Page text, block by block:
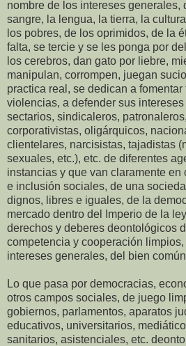
nombre de los intereses generales,
sangre, la lengua, la tierra, la
los pobres, de los oprimidos, de la
falta, se tercie y se les ponga por
los cerebros, dan gato por liebre,
manipulan, corrompen, juegan
practica real, se dedican a
violencias, a defender sus
sectarios, sindicaleros,
corporativistas, oligárquicos,
clientelares, narcisistas, tajadistas
sexuales, etc.), etc. de diferentes
instancias y que van claramente en
e inclusión sociales, de una
dignos, libres e iguales, de la
mercado dentro del Imperio de la
derechos y deberes deontológicos
competencia y cooperación
intereses generales, del bien
Lo que pasa por democracias,
otros campos sociales, de juego
gobiernos, parlamentos, aparatos
educativos, universitarios,
sanitarios, asistenciales, etc.